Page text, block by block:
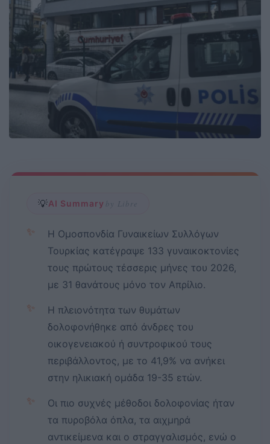
💡AI Summary by Libre
✨
Η Ομοσπονδία Γυναικείων Συλλόγων
Τουρκίας κατέγραψε 133 γυναικοκτονίες
τους πρώτους τέσσερις μήνες του 2026,
με 31 θανάτους μόνο τον Απρίλιο.
✨
Η πλειονότητα των θυμάτων
δολοφονήθηκε από άνδρες του
οικογενειακού ή συντροφικού τους
περιβάλλοντος, με το 41,9% να ανήκει
στην ηλικιακή ομάδα 19-35 ετών.
✨
Οι πιο συχνές μέθοδοι δολοφονίας ήταν
τα πυροβόλα όπλα, τα αιχμηρά
αντικείμενα και ο στραγγαλισμός, ενώ ο